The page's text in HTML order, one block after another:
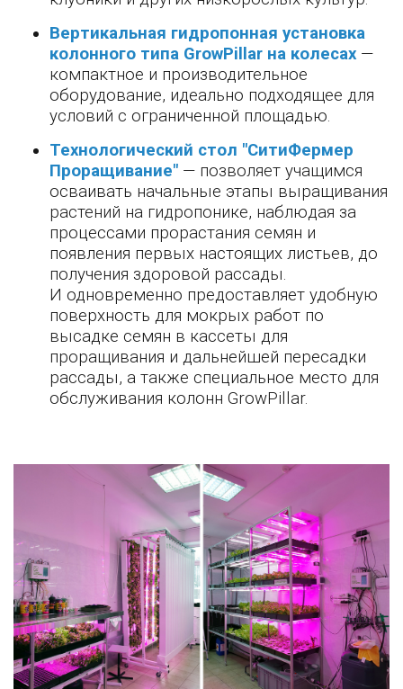
Вертикальная гидропонная установка
колонного типа GrowPillar на колесах—
компактное и производительное
оборудование, идеально подходящее для
условий с ограниченной площадью.
Технологический стол "СитиФермер
Проращивание" — позволяет учащимся
осваивать начальные этапы выращивания
растений на гидропонике, наблюдая за
процессами прорастания семян и
появления первых настоящих листьев, до
получения здоровой рассады.
И одновременно предоставляет удобную
поверхность для мокрых работ по
высадке семян в кассеты для
проращивания и дальнейшей пересадки
рассады, а также специальное место для
обслуживания колонн GrowPillar.